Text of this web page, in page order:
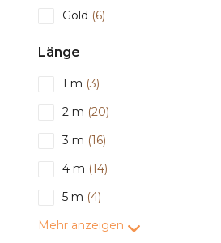
Gold (6)
Länge
1 m (3)
2 m (20)
3 m (16)
4 m (14)
5 m (4)
Mehr anzeigen